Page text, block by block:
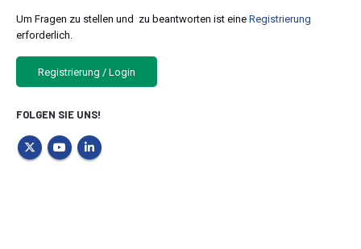
Um Fragen zu stellen und zu beantworten ist eine Registrierung
erforderlich.
Registrierung / Login
FOLGEN SIE UNS!